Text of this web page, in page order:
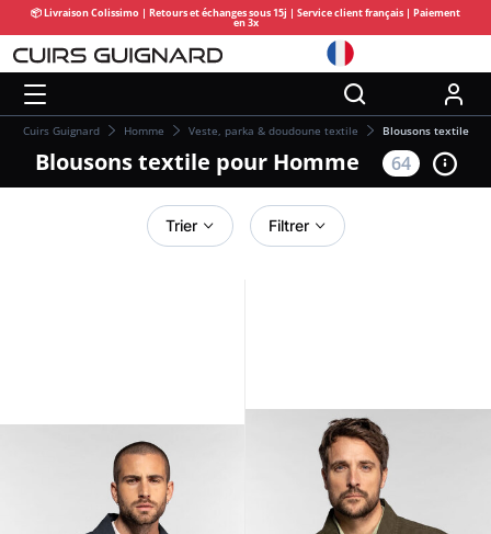
📦 Livraison Colissimo | Retours et échanges sous 15j | Service client français | Paiement
en 3x
Cuirs Guignard Homme Veste, parka & doudoune textile Blousons textile
Blousons textile pour Homme 64
Trier Filtrer